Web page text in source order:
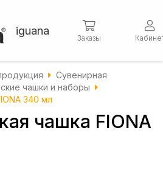
iguana
Заказы
Сувенирная
чашки и наборы
340 мл
чашка FIONA